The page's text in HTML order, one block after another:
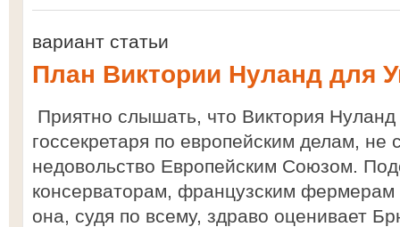
вариант статьи
План Виктории Нуланд для
Приятно слышать, что Виктория
госсекретаря по европейским делам, не
недовольство Европейским Союзом.
консерваторам, французским
она, судя по всему, здраво оценивает